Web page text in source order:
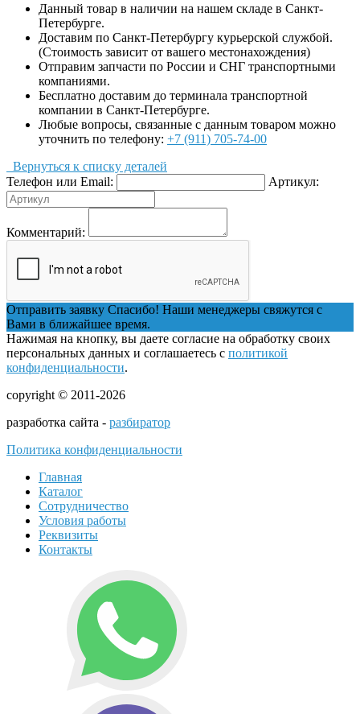
Данный товар в наличии на нашем складе в Санкт-
Петербурге.
Доставим по Санкт-Петербургу курьерской службой.
(Стоимость зависит от вашего местонахождения)
Отправим запчасти по России и СНГ транспортными
компаниями.
Бесплатно доставим до терминала транспортной
компании в Санкт-Петербурге.
Любые вопросы, связанные с данным товаром можно
уточнить по телефону: +7 (911) 705-74-00
Вернуться к списку деталей
Телефон или Email:
Артикул:
Комментарий:
Отправить заявку Спасибо! Наши менеджеры свяжутся с
Вами в ближайшее время.
Нажимая на кнопку, вы даете согласие на обработку своих
персональных данных и соглашаетесь с политикой
конфиденциальности.
copyright © 2011-2026
разработка сайта - разбиратор
Политика конфиденциальности
Главная
Каталог
Сотрудничество
Условия работы
Реквизиты
Контакты